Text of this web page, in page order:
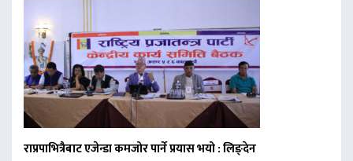
राप्रपाभित्रैबाट एजेन्डा कमजोर पार्ने प्रयास भयो : लिङ्देन